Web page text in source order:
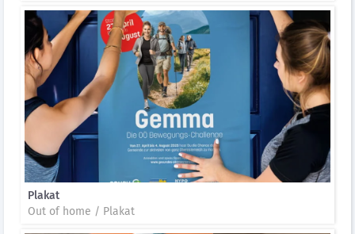
Plakat
Out of home / Plakat